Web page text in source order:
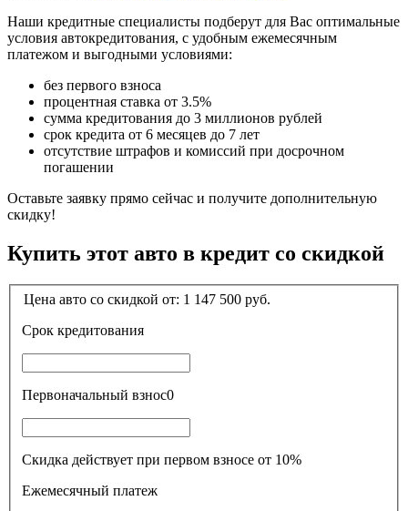
Наши кредитные специалисты подберут для Вас оптимальные
условия автокредитования, с удобным ежемесячным
платежом и выгодными условиями:
без первого взноса
процентная ставка от 3.5%
сумма кредитования до 3 миллионов рублей
срок кредита от 6 месяцев до 7 лет
отсутствие штрафов и комиссий при досрочном
погашении
Оставьте заявку прямо сейчас и получите дополнительную
скидку!
Купить этот авто в кредит со скидкой
Цена авто со скидкой от: 1 147 500 руб.
Срок кредитования
Первоначальный взнос0
Скидка действует при первом взносе от 10%
Ежемесячный платеж